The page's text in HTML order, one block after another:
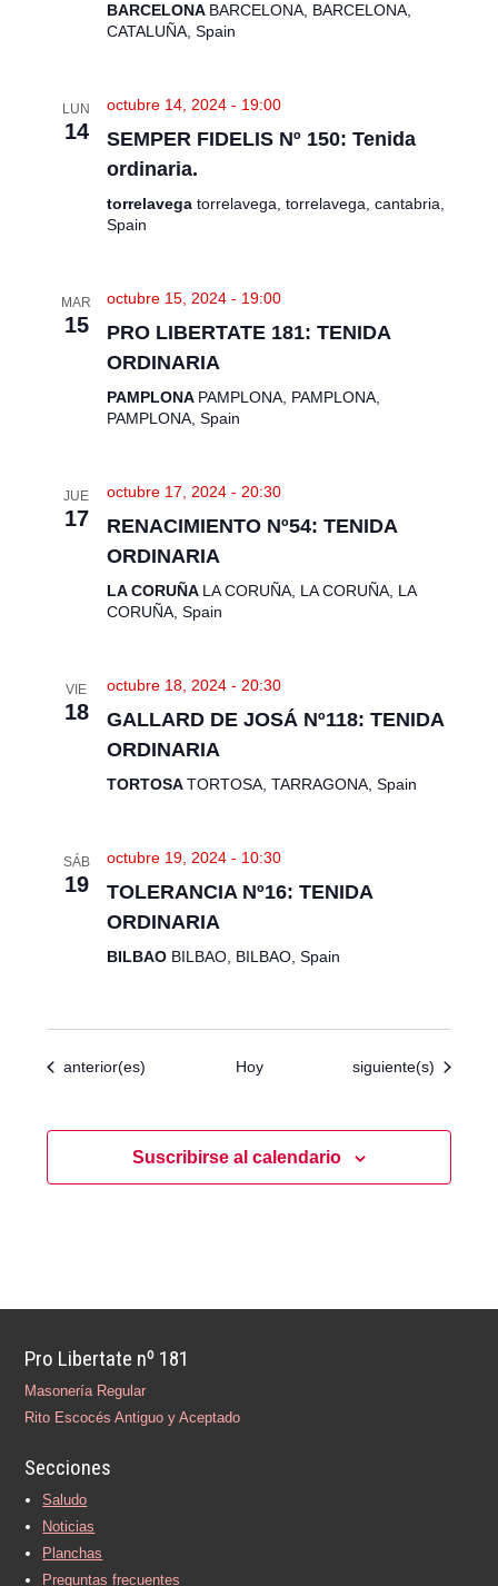
BARCELONA BARCELONA, BARCELONA,
CATALUÑA, Spain
LUN
14
octubre 14, 2024 - 19:00
SEMPER FIDELIS Nº 150: Tenida
ordinaria.
torrelavega torrelavega, torrelavega, cantabria,
Spain
MAR
15
octubre 15, 2024 - 19:00
PRO LIBERTATE 181: TENIDA
ORDINARIA
PAMPLONA PAMPLONA, PAMPLONA,
PAMPLONA, Spain
JUE
17
octubre 17, 2024 - 20:30
RENACIMIENTO Nº54: TENIDA
ORDINARIA
LA CORUÑA LA CORUÑA, LA CORUÑA, LA
CORUÑA, Spain
VIE
18
octubre 18, 2024 - 20:30
GALLARD DE JOSÁ Nº118: TENIDA
ORDINARIA
TORTOSATORTOSA, TARRAGONA, Spain
SÁB
19
octubre 19, 2024 - 10:30
TOLERANCIA Nº16: TENIDA
ORDINARIA
BILBAO BILBAO, BILBAO, Spain
Eventos
anterior(es) Hoy Eventos
siguiente(s)
Suscribirse al calendario
Pro Libertate nº 181
Masonería Regular
Rito Escocés Antiguo y Aceptado
Secciones
Saludo
Noticias
Planchas
Preguntas frecuentes